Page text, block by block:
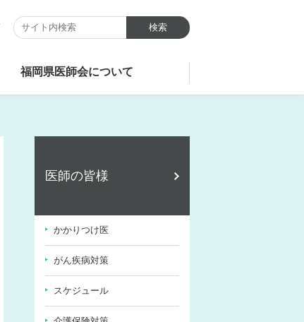
福岡県医師会について
医師の皆様
かかりつけ医
がん疾病対策
スケジュール